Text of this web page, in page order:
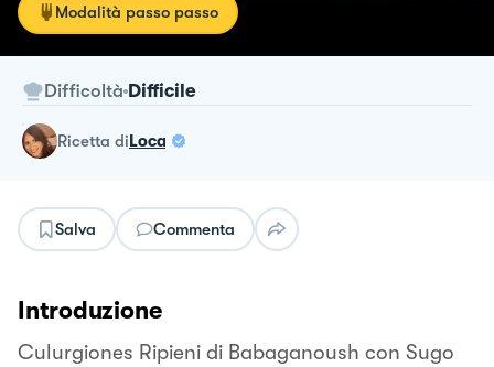
Modalità passo passo
Difficoltà Difficile
ricetta diLoca
Salva Commenta
Introduzione
Culurgiones Ripieni di Babaganoush con Sugo